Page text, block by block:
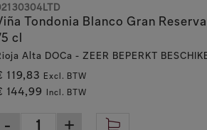
in dit tijdperk waarin technologie
eigenschap in hun filosofie
doet. Hier rusten de wijnen
van de tijd, en een eerbetoon aan de
Tondonia Blanco Gran
cl
Alta DOCa - ZEER BEPERKT
119,83 Excl. BTW
144,99 Incl. BTW